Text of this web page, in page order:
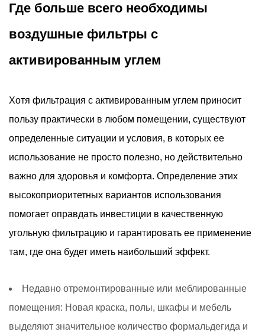
Где больше всего необходимы
воздушные фильтры с
активированным углем
Хотя фильтрация с активированным углем приносит
пользу практически в любом помещении, существуют
определенные ситуации и условия, в которых ее
использование не просто полезно, но действительно
важно для здоровья и комфорта. Определение этих
высокоприоритетных вариантов использования
помогает оправдать инвестиции в качественную
угольную фильтрацию и гарантировать ее применение
там, где она будет иметь наибольший эффект.
Недавно отремонтированные или меблированные
помещения: Новая краска, полы, шкафы и мебель
выделяют значительное количество формальдегида и